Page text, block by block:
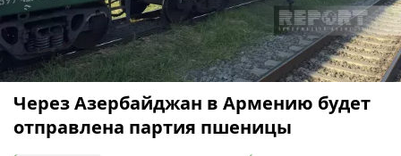
Через Азербайджан в Армению будет
отправлена партия пшеницы